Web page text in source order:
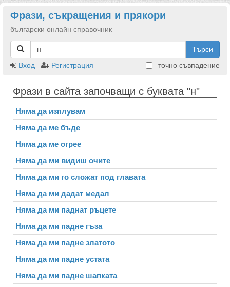
Фрази, съкращения и прякори
български онлайн справочник
Търси
Вход
Регистрация точно съвпадение
Фрази в сайта започващи с буквата "н"
Няма да изплувам
Няма да ме бъде
Няма да ме огрее
Няма да ми видиш очите
Няма да ми го сложат под главата
Няма да ми дадат медал
Няма да ми паднат ръцете
Няма да ми падне гъза
Няма да ми падне златото
Няма да ми падне устата
Няма да ми падне шапката